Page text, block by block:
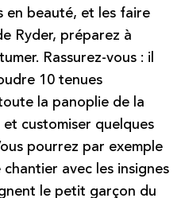
en beauté, et les faire
Ryder, préparez à
Rassurez-vous : il
10 tenues
la panoplie de la
customiser quelques
pourrez par exemple
avec les insignes
le petit garçon du